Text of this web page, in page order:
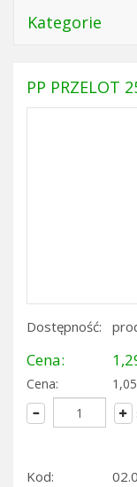
Kategorie
PP PRZELOT
Dostępność:
Cena:
Cena:
Kod: